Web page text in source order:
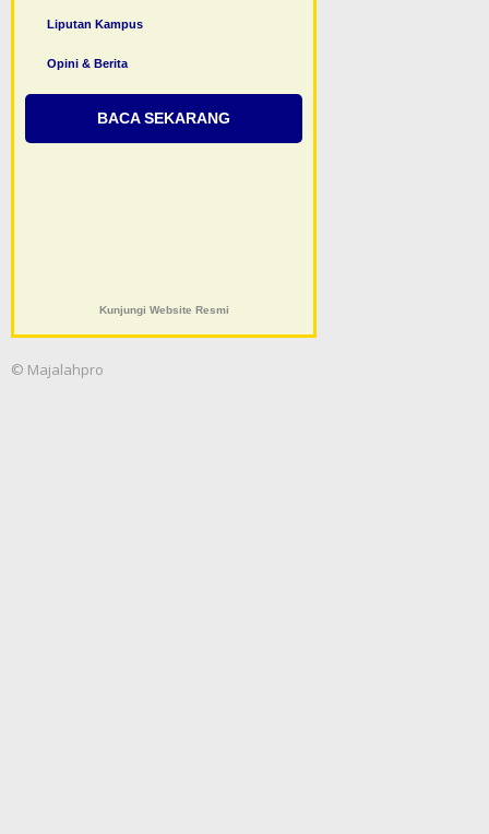
Liputan Kampus
Opini & Berita
BACA SEKARANG
Kunjungi Website Resmi
© Majalahpro